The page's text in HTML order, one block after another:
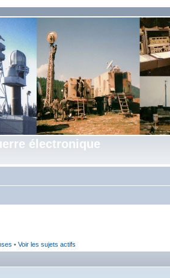
électronique
• Voir les sujets actifs